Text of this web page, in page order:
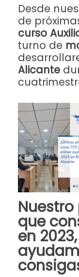
Desde
de
curso
turno de
Alicante
que
en